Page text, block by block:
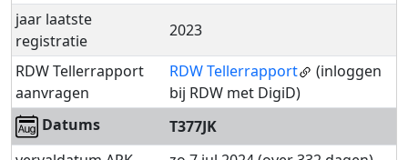
jaar laatste
registratie
2023
RDW Tellerrapport
aanvragen
RDW Tellerrapport
(inloggen
bij RDW met DigiD)
Datums
T377JK